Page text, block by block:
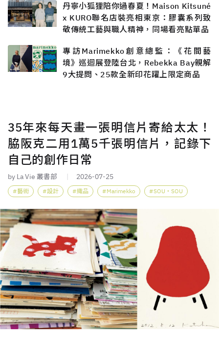
丹寧小狐狸陪你過春夏！Maison Kitsuné
x KURO聯名店裝亮相東京：膠囊系列致
敬傳統工藝與職人精神，同場看亮點單品
專訪Marimekko創意總監：《花間藝
境》巡迴展登陸台北，Rebekka Bay親解
9大提問、25款全新印花躍上限定商品
35年來每天畫一張明信片寄給太太！
脇阪克二用1萬5千張明信片，記錄下
自己的創作日常
by La Vie 叢書部 2026-07-25
藝術 設計 織品 Marimekko SOU・SOU